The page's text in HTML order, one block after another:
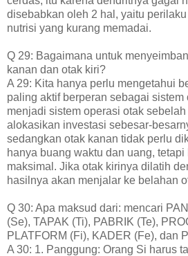
disebabkan oleh 2 hal, yaitu
nutrisi yang kurang memadai.
Q 29: Bagaimana untuk
kanan dan otak kiri?
A 29: Kita hanya perlu mengetahui
paling aktif berperan sebagai sistem
menjadi sistem operasi otak
alokasikan investasi sebesar-
sedangkan otak kanan tidak perlu
hanya buang waktu dan uang,
maksimal. Jika otak kirinya dilatih
hasilnya akan menjalar ke belahan
Q 30: Apa maksud dari: mencari
(Se), TAPAK (Ti), PABRIK (Te),
PLATFORM (Fi), KADER (Fe), dan
A 30: 1. Panggung: Orang Si harus